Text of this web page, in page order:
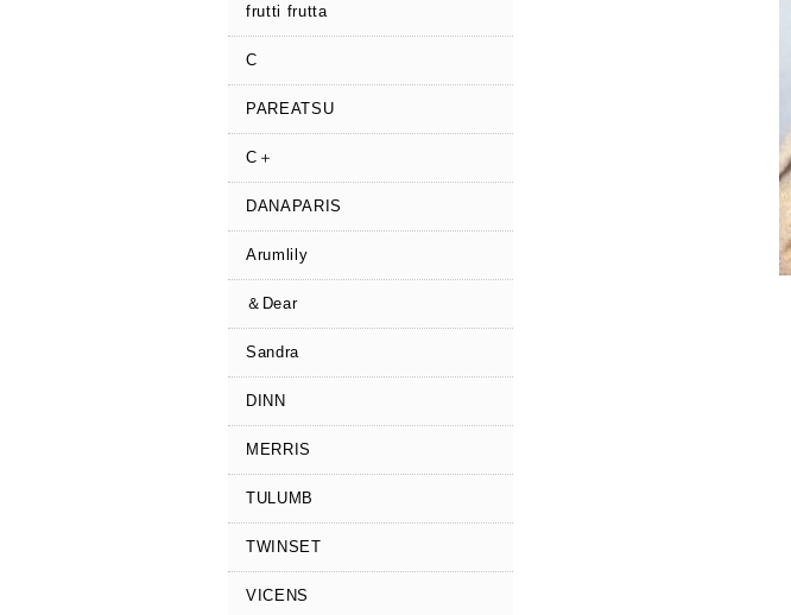
frutti frutta
C
PAREATSU
C＋
DANAPARIS
Arumlily
＆Dear
Sandra
DINN
MERRIS
TULUMB
TWINSET
VICENS